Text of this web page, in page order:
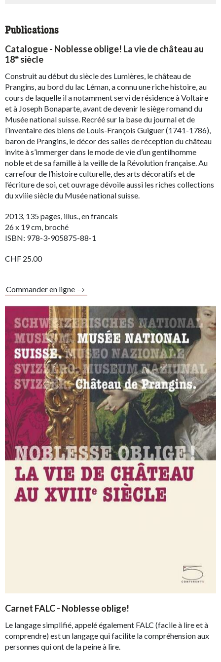
Publications
Catalogue - Noblesse oblige! La vie de château au
18e siècle
Construit au début du siècle des Lumières, le château de
Prangins, au bord du lac Léman, a connu une riche histoire, au
cours de laquelle il a notamment servi de résidence à Voltaire
et à Joseph Bonaparte, avant de devenir le siège romand du
Musée national suisse. Recréé sur la base du journal et de
l’inventaire des biens de Louis-François Guiguer (1741-1786),
baron de Prangins, le décor des salles de réception du château
invite à s’immerger dans le mode de vie d’un gentilhomme
noble et de sa famille à la veille de la Révolution française. Au
carrefour de l’histoire culturelle, des arts décoratifs et de
l’écriture de soi, cet ouvrage dévoile aussi les riches collections
du xviiie siècle du Musée national suisse.
2013, 135 pages, illus., en francais
26 x 19 cm, broché
ISBN: 978-3-905875-88-1
CHF 25.00
Commander en ligne
Carnet FALC - Noblesse oblige!
Le langage simplifié, appelé également FALC (facile à lire et à
comprendre) est un langage qui facilite la compréhension aux
personnes qui ont de la peine à lire.